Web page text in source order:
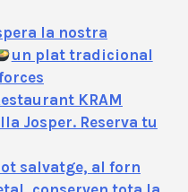
la nostra
un plat tradicional
KRAM
Josper. Reserva tu
salvatge, al forn